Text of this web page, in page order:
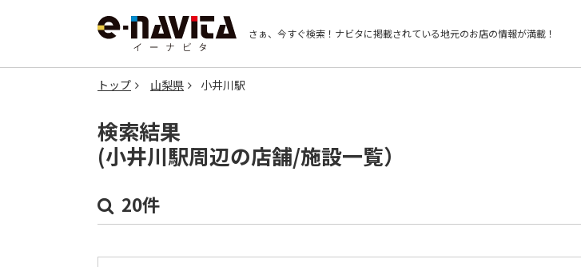
さぁ、今すぐ検索！ ナビタに掲載されている地元のお店の情報が満載！
トップ 山梨県 小井川駅
検索結果
(小井川駅周辺の店舗/施設一覧）
20件